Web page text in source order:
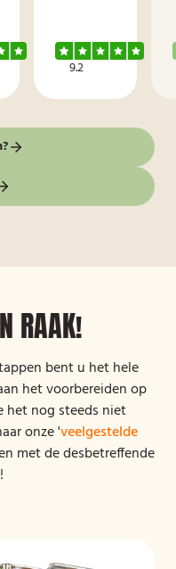
9.2
RAAK!
bent u het hele
het voorbereiden op
het nog steeds niet
onze 'veelgestelde
met de desbetreffende